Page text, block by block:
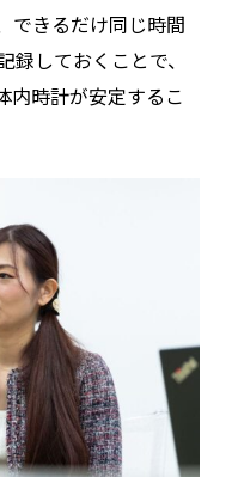
できるだけ同じ時間
しておくことで、
内時計が安定するこ